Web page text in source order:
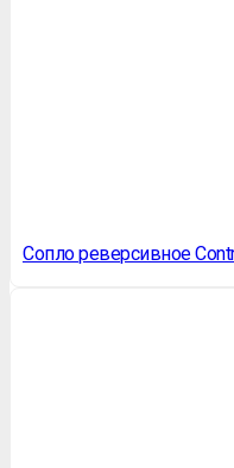
Сопло реверсивное